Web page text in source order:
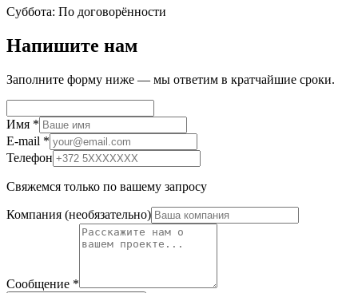
Суббота: По договорённости
Напишите нам
Заполните форму ниже — мы ответим в кратчайшие сроки.
Имя *
E-mail *
Телефон
Свяжемся только по вашему запросу
Компания (необязательно)
Сообщение *